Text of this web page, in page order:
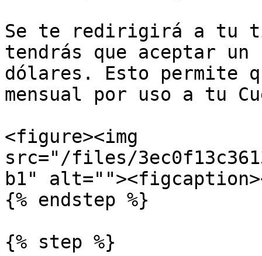
Se te redirigirá a tu
tendrás que aceptar
dólares. Esto permite
mensual por uso a tu
<figure><img
src="/files/
b1"
{% endstep %}
{% step %}